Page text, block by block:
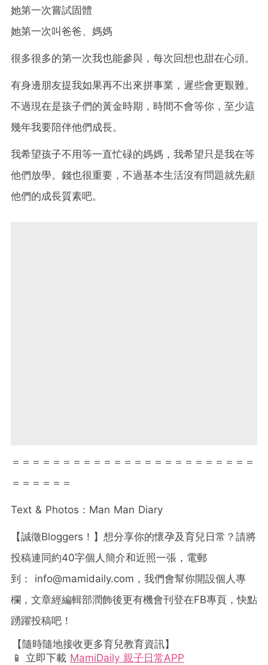
她第一次嘗試固體
她第一次叫爸爸、媽媽
很多很多的第一次我也能參與，每次回想也甜在心頭。
有身邊朋友提我如果再不出來拼事業，遲些會更艱難。
不過現在是孩子們的黃金時期，時間不會等你，至少這
幾年我要陪伴他們成長。
我希望孩子不用等一直忙碌的媽媽，我希望只是我在等
他們放學。錢也很重要，不過基本生活沒有問題就先顧
他們的成長質素吧。
＝＝＝＝＝＝＝＝＝＝＝＝＝＝＝＝＝＝＝＝＝＝＝＝
＝＝＝＝＝＝
Text & Photos：Man Man Diary
【誠徵Bloggers！】想分享你的懷孕及育兒日常？請將
投稿連同約40字個人簡介和近照一張，電郵
到： info@mamidaily.com ，我們會幫你開設個人專
欄，文章經編輯部潤飾後更有機會刊登在FB專頁，快點
踴躍投稿吧！
【隨時隨地接收更多育兒教育資訊】
📱 立即下載 MamiDaily 親子日常APP